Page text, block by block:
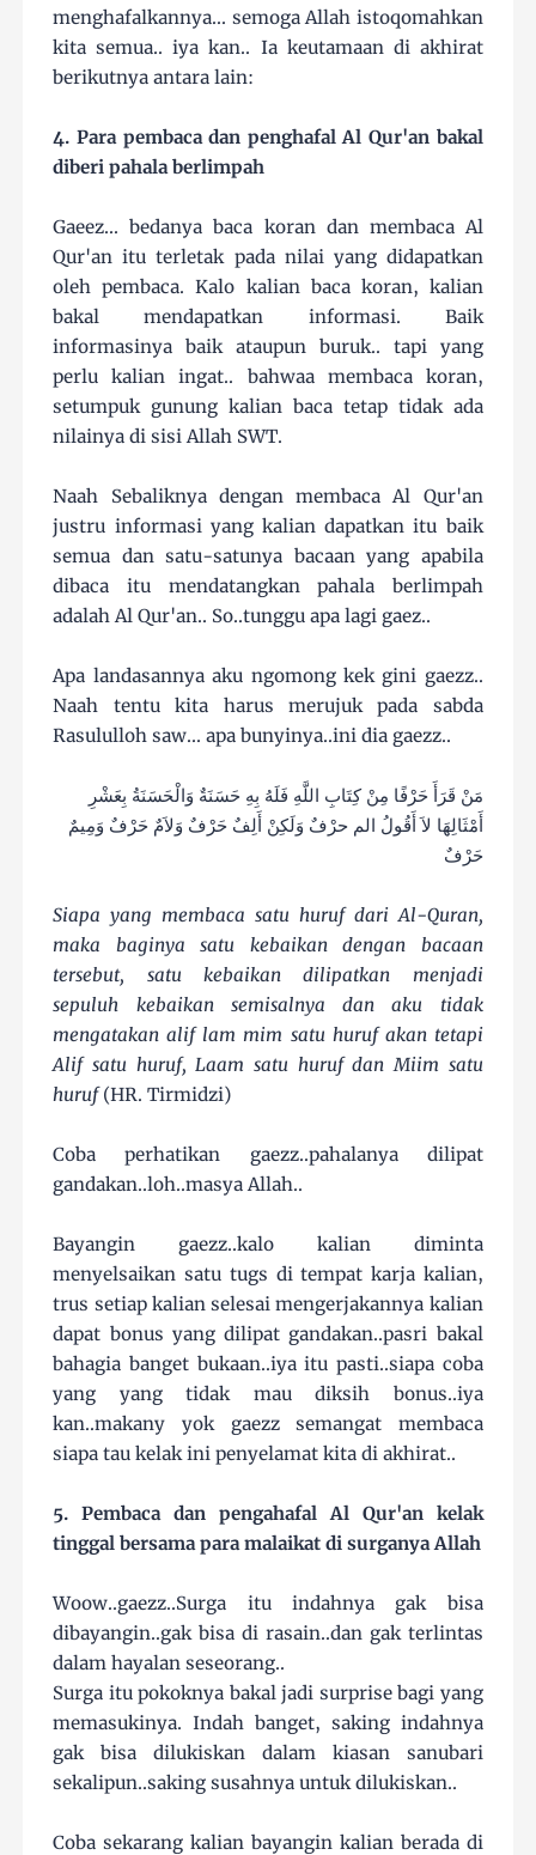
menghafalkannya... semoga Allah istoqomahkan
kita semua.. iya kan.. Ia keutamaan di akhirat
berikutnya antara lain:
4. Para pembaca dan penghafal Al Qur'an bakal
diberi pahala berlimpah
Gaeez... bedanya baca koran dan membaca Al
Qur'an itu terletak pada nilai yang didapatkan
oleh pembaca. Kalo kalian baca koran, kalian
bakal mendapatkan informasi. Baik
informasinya baik ataupun buruk.. tapi yang
perlu kalian ingat.. bahwaa membaca koran,
setumpuk gunung kalian baca tetap tidak ada
nilainya di sisi Allah SWT.
Naah Sebaliknya dengan membaca Al Qur'an
justru informasi yang kalian dapatkan itu baik
semua dan satu-satunya bacaan yang apabila
dibaca itu mendatangkan pahala berlimpah
adalah Al Qur'an.. So..tunggu apa lagi gaez..
Apa landasannya aku ngomong kek gini gaezz..
Naah tentu kita harus merujuk pada sabda
Rasululloh saw... apa bunyinya..ini dia gaezz..
مَنْ قَرَأَ حَرْفًا مِنْ كِتَابِ اللَّهِ فَلَهُ بِهِ حَسَنَةٌ وَالْحَسَنَةُ بِعَشْرِ
أَمْثَالِهَا لاَ أَقُولُ الم حرْفٌ وَلَكِنْ أَلِفٌ حَرْفٌ وَلاَمٌ حَرْفٌ وَمِيمٌ
حَرْفٌ
Siapa yang membaca satu huruf dari Al-Quran,
maka baginya satu kebaikan dengan bacaan
tersebut, satu kebaikan dilipatkan menjadi
sepuluh kebaikan semisalnya dan aku tidak
mengatakan alif lam mim satu huruf akan tetapi
Alif satu huruf, Laam satu huruf dan Miim satu
huruf(HR. Tirmidzi)
Coba perhatikan gaezz..pahalanya dilipat
gandakan..loh..masya Allah..
Bayangin gaezz..kalo kalian diminta
menyelsaikan satu tugs di tempat karja kalian,
trus setiap kalian selesai mengerjakannya kalian
dapat bonus yang dilipat gandakan..pasri bakal
bahagia banget bukaan..iya itu pasti..siapa coba
yang yang tidak mau diksih bonus..iya
kan..makany yok gaezz semangat membaca
siapa tau kelak ini penyelamat kita di akhirat..
5. Pembaca dan pengahafal Al Qur'an kelak
tinggal bersama para malaikat di surganya Allah
Woow..gaezz..Surga itu indahnya gak bisa
dibayangin..gak bisa di rasain..dan gak terlintas
dalam hayalan seseorang..
Surga itu pokoknya bakal jadi surprise bagi yang
memasukinya. Indah banget, saking indahnya
gak bisa dilukiskan dalam kiasan sanubari
sekalipun..saking susahnya untuk dilukiskan..
Coba sekarang kalian bayangin kalian berada di